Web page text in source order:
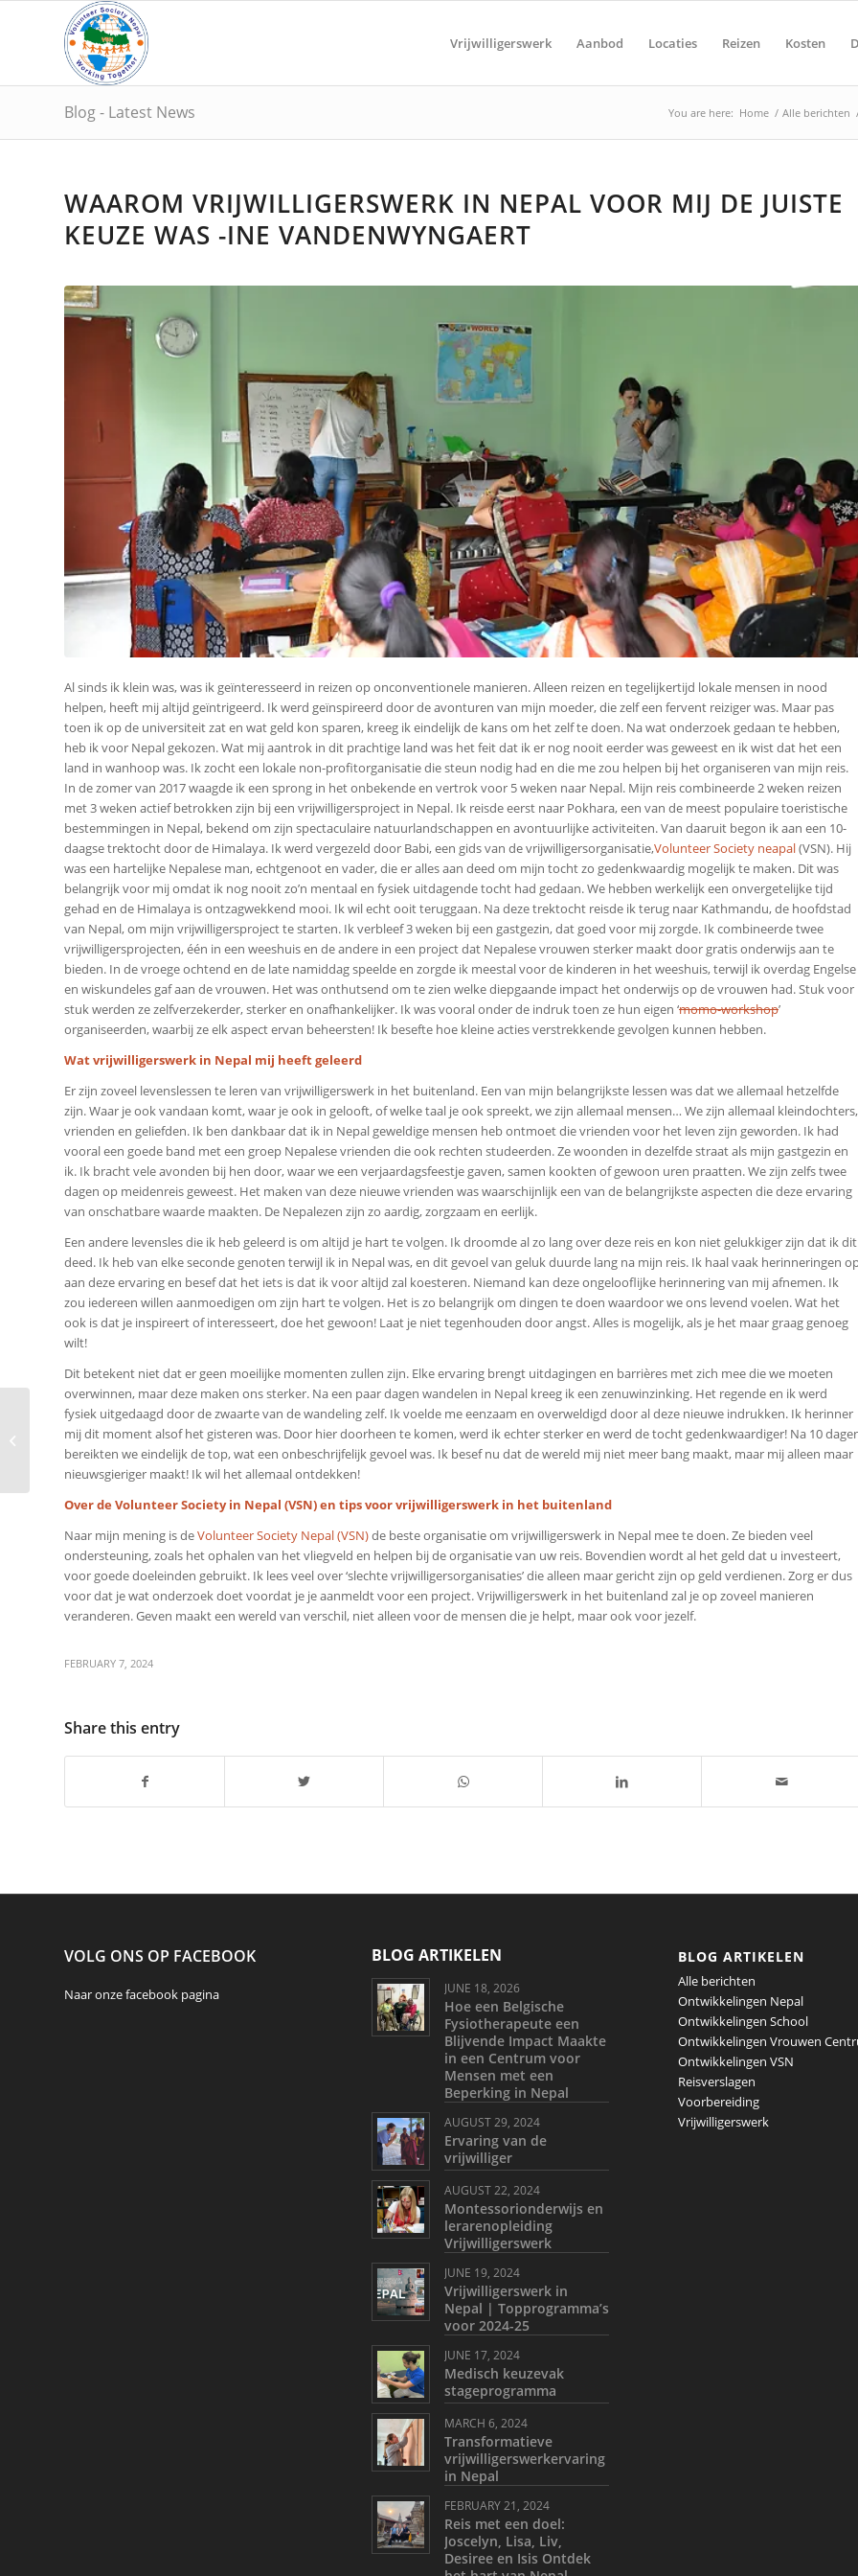
Vrijwilligerswerk Aanbod Locaties Reizen Kosten
Blog - Latest News You are here: Home / Alle berichten
WAAROM VRIJWILLIGERSWERK IN NEPAL VOOR MIJ DE JUISTE
KEUZE WAS -INE VANDENWYNGAERT
Al sinds ik klein was, was ik geïnteresseerd in reizen op onconventionele manieren. Alleen reizen en tegelijkertijd lokale mensen in nood
helpen, heeft mij altijd geïntrigeerd. Ik werd geïnspireerd door de avonturen van mijn moeder, die zelf een fervent reiziger was. Maar pas
toen ik op de universiteit zat en wat geld kon sparen, kreeg ik eindelijk de kans om het zelf te doen. Na wat onderzoek gedaan te hebben,
heb ik voor Nepal gekozen. Wat mij aantrok in dit prachtige land was het feit dat ik er nog nooit eerder was geweest en ik wist dat het een
land in wanhoop was. Ik zocht een lokale non-profitorganisatie die steun nodig had en die me zou helpen bij het organiseren van mijn reis.
In de zomer van 2017 waagde ik een sprong in het onbekende en vertrok voor 5 weken naar Nepal. Mijn reis combineerde 2 weken reizen
met 3 weken actief betrokken zijn bij een vrijwilligersproject in Nepal. Ik reisde eerst naar Pokhara, een van de meest populaire toeristische
bestemmingen in Nepal, bekend om zijn spectaculaire natuurlandschappen en avontuurlijke activiteiten. Van daaruit begon ik aan een 10-
daagse trektocht door de Himalaya. Ik werd vergezeld door Babi, een gids van de vrijwilligersorganisatie,Volunteer Society neapal(VSN). Hij
was een hartelijke Nepalese man, echtgenoot en vader, die er alles aan deed om mijn tocht zo gedenkwaardig mogelijk te maken. Dit was
belangrijk voor mij omdat ik nog nooit zo’n mentaal en fysiek uitdagende tocht had gedaan. We hebben werkelijk een onvergetelijke tijd
gehad en de Himalaya is ontzagwekkend mooi. Ik wil echt ooit teruggaan. Na deze trektocht reisde ik terug naar Kathmandu, de hoofdstad
van Nepal, om mijn vrijwilligersproject te starten. Ik verbleef 3 weken bij een gastgezin, dat goed voor mij zorgde. Ik combineerde twee
vrijwilligersprojecten, één in een weeshuis en de andere in een project dat Nepalese vrouwen sterker maakt door gratis onderwijs aan te
bieden. In de vroege ochtend en de late namiddag speelde en zorgde ik meestal voor de kinderen in het weeshuis, terwijl ik overdag Engelse
en wiskundeles gaf aan de vrouwen. Het was onthutsend om te zien welke diepgaande impact het onderwijs op de vrouwen had. Stuk voor
stuk werden ze zelfverzekerder, sterker en onafhankelijker. Ik was vooral onder de indruk toen ze hun eigen ‘momo-workshop’
organiseerden, waarbij ze elk aspect ervan beheersten! Ik besefte hoe kleine acties verstrekkende gevolgen kunnen hebben.
Watvrijwilligerswerk in Nepal mij heeft geleerd
Er zijn zoveel levenslessen te leren van vrijwilligerswerk in het buitenland. Een van mijn belangrijkste lessen was dat we allemaal hetzelfde
zijn. Waar je ook vandaan komt, waar je ook in gelooft, of welke taal je ook spreekt, we zijn allemaal mensen… We zijn allemaal kleindochters,
vrienden en geliefden. Ik ben dankbaar dat ik in Nepal geweldige mensen heb ontmoet die vrienden voor het leven zijn geworden. Ik had
vooral een goede band met een groep Nepalese vrienden die ook rechten studeerden. Ze woonden in dezelfde straat als mijn gastgezin en
ik. Ik bracht vele avonden bij hen door, waar we een verjaardagsfeestje gaven, samen kookten of gewoon uren praatten. We zijn zelfs twee
dagen op meidenreis geweest. Het maken van deze nieuwe vrienden was waarschijnlijk een van de belangrijkste aspecten die deze ervaring
van onschatbare waarde maakten. De Nepalezen zijn zo aardig, zorgzaam en eerlijk.
Een andere levensles die ik heb geleerd is om altijd je hart te volgen. Ik droomde al zo lang over deze reis en kon niet gelukkiger zijn dat ik dit
deed. Ik heb van elke seconde genoten terwijl ik in Nepal was, en dit gevoel van geluk duurde lang na mijn reis. Ik haal vaak herinneringen
aan deze ervaring en besef dat het iets is dat ik voor altijd zal koesteren. Niemand kan deze ongelooflijke herinnering van mij afnemen. Ik
zou iedereen willen aanmoedigen om zijn hart te volgen. Het is zo belangrijk om dingen te doen waardoor we ons levend voelen. Wat het
ook is dat je inspireert of interesseert, doe het gewoon! Laat je niet tegenhouden door angst. Alles is mogelijk, als je het maar graag genoeg
wilt!
Dit betekent niet dat er geen moeilijke momenten zullen zijn. Elke ervaring brengt uitdagingen en barrières met zich mee die we moeten
overwinnen, maar deze maken ons sterker. Na een paar dagen wandelen in Nepal kreeg ik een zenuwinzinking. Het regende en ik werd
fysiek uitgedaagd door de zwaarte van de wandeling zelf. Ik voelde me eenzaam en overweldigd door al deze nieuwe indrukken. Ik herinner
mij dit moment alsof het gisteren was. Door hier doorheen te komen, werd ik echter sterker en werd de tocht gedenkwaardiger! Na 10
bereikten we eindelijk de top, wat een onbeschrijfelijk gevoel was. Ik besef nu dat de wereld mij niet meer bang maakt, maar mij alleen maar
nieuwsgieriger maakt! Ik wil het allemaal ontdekken!
Over deVolunteer Society in Nepal (VSN)en tips voor vrijwilligerswerk in het buitenland
Naar mijn mening is deVolunteer Society Nepal (VSN)de beste organisatie om vrijwilligerswerk in Nepal mee te doen. Ze bieden veel
ondersteuning, zoals het ophalen van het vliegveld en helpen bij de organisatie van uw reis. Bovendien wordt al het geld dat u investeert,
voor goede doeleinden gebruikt. Ik lees veel over ‘slechte vrijwilligersorganisaties’ die alleen maar gericht zijn op geld verdienen. Zorg er dus
voor dat je wat onderzoek doet voordat je je aanmeldt voor een project. Vrijwilligerswerk in het buitenland zal je op zoveel manieren
veranderen. Geven maakt een wereld van verschil, niet alleen voor de mensen die je helpt, maar ook voor jezelf.
FEBRUARY 7, 2024
Share this entry
VOLG ONS OP FACEBOOK
Naar onzefacebook pagina
BLOG ARTIKELEN
JUNE 18, 2026
Hoe een Belgische
Fysiotherapeute een
Blijvende Impact Maakte
in een Centrum voor
Mensen met een
Beperking in Nepal
AUGUST 29, 2024
Ervaring van de
vrijwilliger
AUGUST 22, 2024
Montessorionderwijs en
lerarenopleiding
Vrijwilligerswerk
JUNE 19, 2024
Vrijwilligerswerk in
Nepal | Topprogramma’s
voor 2024-25
JUNE 17, 2024
Medisch keuzevak
stageprogramma
MARCH 6, 2024
Transformatieve
vrijwilligerswerkervaring
in Nepal
FEBRUARY 21, 2024
Reis met een doel:
Joscelyn, Lisa, Liv,
Desiree en Isis Ontdek
BLOG ARTIKELEN
Alle berichten
Ontwikkelingen Nepal
Ontwikkelingen School
Ontwikkelingen Vrouwen
Ontwikkelingen VSN
Reisverslagen
Voorbereiding
Vrijwilligerswerk
Ervaring van Martina
met Onderwijzen in het
Klooster